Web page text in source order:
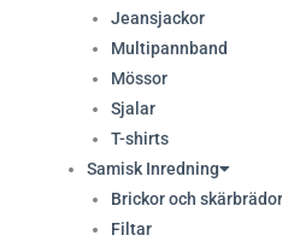
Jeansjackor
Multipannband
Mössor
Sjalar
T-shirts
Samisk Inredning
Brickor och skärbrädor
Filtar